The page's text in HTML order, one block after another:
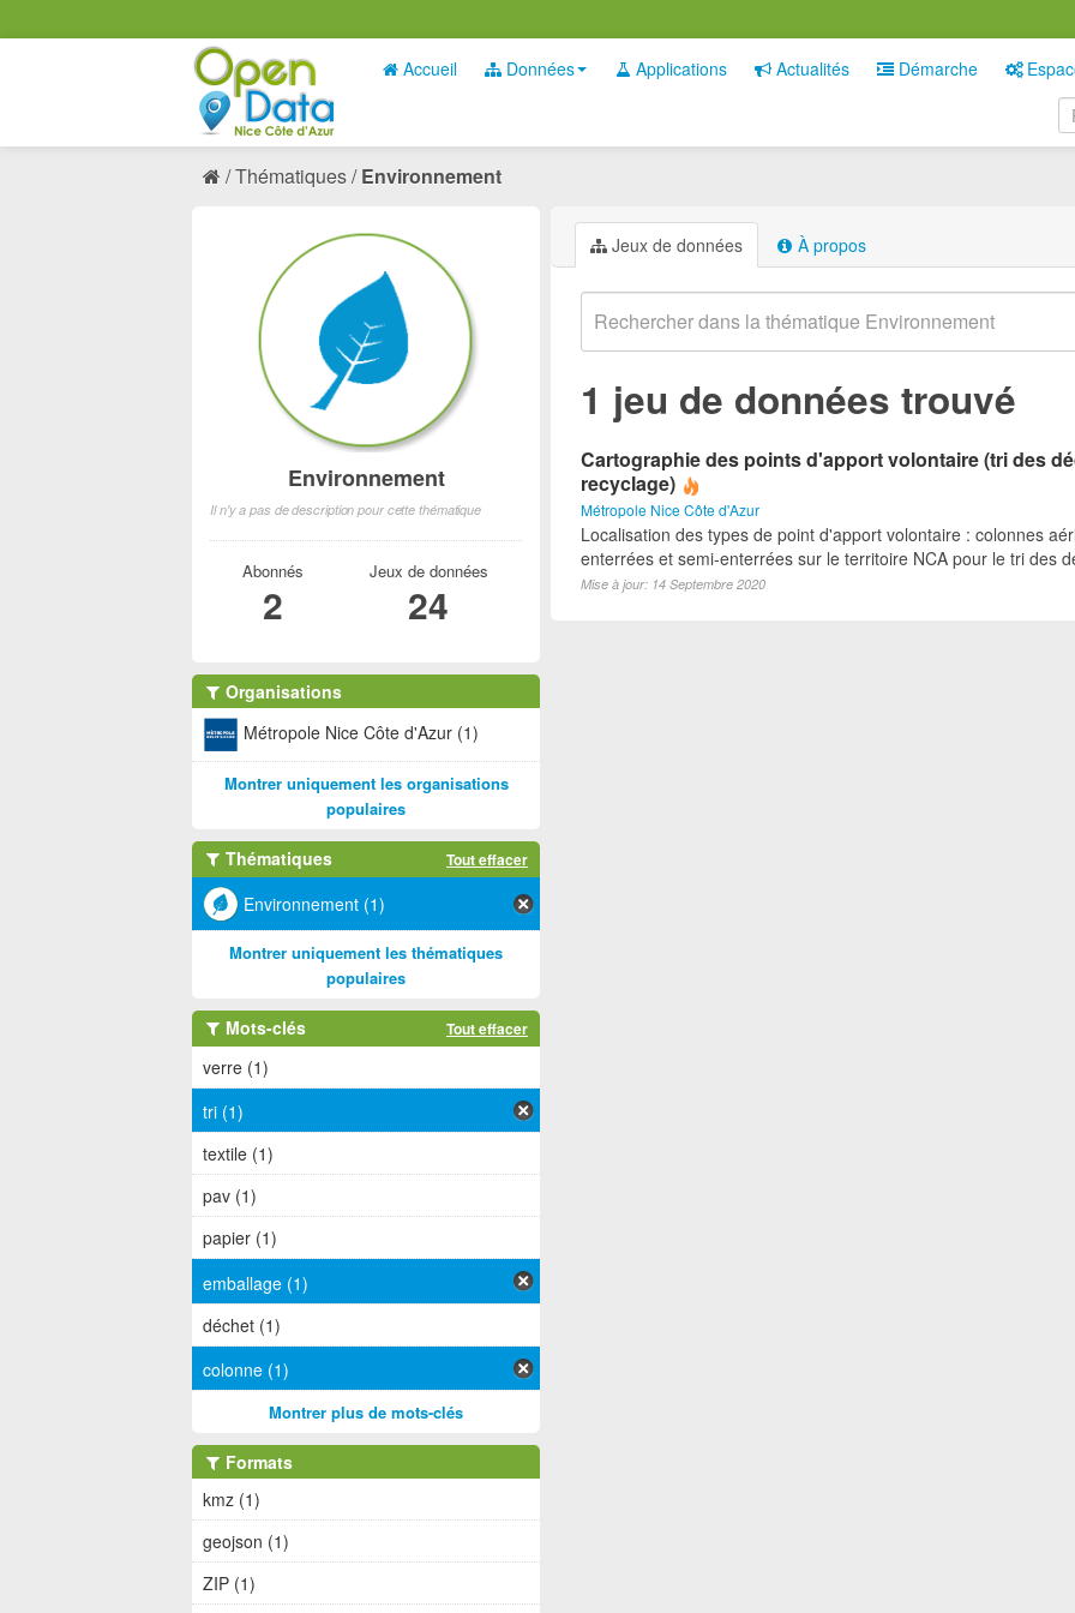
Accueil Données Applications Actualités Démarche
Thématiques Environnement
Jeux de données À propos
1 jeu de données trouvé
Cartographie des points d'apport volontaire (tri des
recyclage)
Métropole Nice Côte d'Azur
Localisation des types de point d'apport volontaire : colonnes
enterrées et semi-enterrées sur le territoire NCA pour le tri des
Mise à jour: 14 Septembre 2020
Environnement
Il n'y a pas de description pour cette thématique
Abonnés
2
Jeux de données
24
Organisations
Métropole Nice Côte d'Azur (1)
Montrer uniquement les organisations
populaires
Thématiques Tout effacer
Environnement (1)
Montrer uniquement les thématiques
populaires
Mots-clés Tout effacer
verre (1)
tri (1)
textile (1)
pav (1)
papier (1)
emballage (1)
déchet (1)
colonne (1)
Montrer plus de mots-clés
Formats
kmz (1)
geojson (1)
ZIP (1)